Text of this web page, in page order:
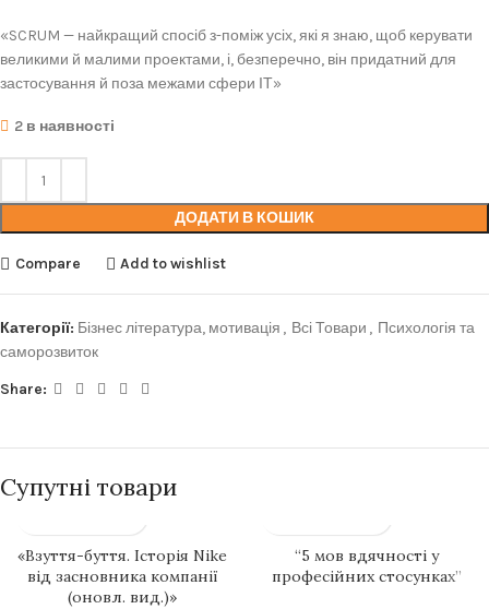
«SCRUM — найкращий спосіб з-поміж усіх, які я знаю, щоб керувати
великими й малими проектами, і, безперечно, він придатний для
застосування й поза межами сфери ІТ»
2 в наявності
ДОДАТИ В КОШИК
Compare Add to wishlist
Категорії: Бізнес література, мотивація , Всі Товари , Психологія та
саморозвиток
Share:
Супутні товари
«Взуття-буття. Історія Nike
від засновника компанії
(оновл. вид.)»
“5 мов вдячності у
професійних стосунках”